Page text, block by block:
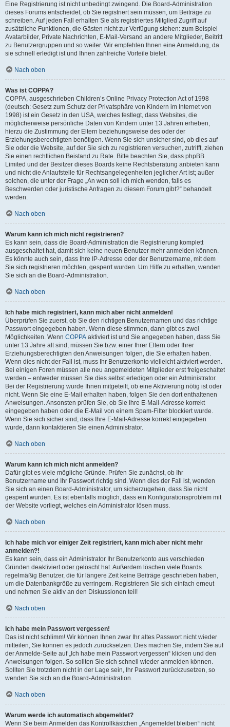
Eine Registrierung ist nicht unbedingt zwingend. Die Board-Administration
dieses Forums entscheidet, ob Sie registriert sein müssen, um Beiträge zu
schreiben. Auf jeden Fall erhalten Sie als registriertes Mitglied Zugriff auf
zusätzliche Funktionen, die Gästen nicht zur Verfügung stehen: zum Beispiel
Avatarbilder, Private Nachrichten, E-Mail-Versand an andere Mitglieder, Beitritt
zu Benutzergruppen und so weiter. Wir empfehlen Ihnen eine Anmeldung, da
sie schnell erledigt ist und Ihnen zahlreiche Vorteile bietet.
Nach oben
Was ist COPPA?
COPPA, ausgeschrieben Children’s Online Privacy Protection Act of 1998
(deutsch: Gesetz zum Schutz der Privatsphäre von Kindern im Internet von
1998) ist ein Gesetz in den USA, welches festlegt, dass Websites, die
möglicherweise persönliche Daten von Kindern unter 13 Jahren erheben,
hierzu die Zustimmung der Eltern beziehungsweise des oder der
Erziehungsberechtigten benötigen. Wenn Sie sich unsicher sind, ob dies auf
Sie oder die Website, auf der Sie sich zu registrieren versuchen, zutrifft, ziehen
Sie einen rechtlichen Beistand zu Rate. Bitte beachten Sie, dass phpBB
Limited und der Besitzer dieses Boards keine Rechtsberatung anbieten kann
und nicht die Anlaufstelle für Rechtsangelegenheiten jeglicher Art ist; außer
solchen, die unter der Frage „An wen soll ich mich wenden, falls es
Beschwerden oder juristische Anfragen zu diesem Forum gibt?“ behandelt
werden.
Nach oben
Warum kann ich mich nicht registrieren?
Es kann sein, dass die Board-Administration die Registrierung komplett
ausgeschaltet hat, damit sich keine neuen Benutzer mehr anmelden können.
Es könnte auch sein, dass Ihre IP-Adresse oder der Benutzername, mit dem
Sie sich registrieren möchten, gesperrt wurden. Um Hilfe zu erhalten, wenden
Sie sich an die Board-Administration.
Nach oben
Ich habe mich registriert, kann mich aber nicht anmelden!
Überprüfen Sie zuerst, ob Sie den richtigen Benutzernamen und das richtige
Passwort eingegeben haben. Wenn diese stimmen, dann gibt es zwei
Möglichkeiten. Wenn COPPA aktiviert ist und Sie angegeben haben, dass Sie
unter 13 Jahre alt sind, müssen Sie bzw. einer Ihrer Eltern oder Ihrer
Erziehungsberechtigten den Anweisungen folgen, die Sie erhalten haben.
Wenn dies nicht der Fall ist, muss Ihr Benutzerkonto vielleicht aktiviert werden.
Bei einigen Foren müssen alle neu angemeldeten Mitglieder erst freigeschaltet
werden – entweder müssen Sie dies selbst erledigen oder ein Administrator.
Bei der Registrierung wurde Ihnen mitgeteilt, ob eine Aktivierung nötig ist oder
nicht. Wenn Sie eine E-Mail erhalten haben, folgen Sie den dort enthaltenen
Anweisungen. Ansonsten prüfen Sie, ob Sie Ihre E-Mail-Adresse korrekt
eingegeben haben oder die E-Mail von einem Spam-Filter blockiert wurde.
Wenn Sie sich sicher sind, dass Ihre E-Mail-Adresse korrekt eingegeben
wurde, dann kontaktieren Sie einen Administrator.
Nach oben
Warum kann ich mich nicht anmelden?
Dafür gibt es viele mögliche Gründe. Prüfen Sie zunächst, ob Ihr
Benutzername und Ihr Passwort richtig sind. Wenn dies der Fall ist, wenden
Sie sich an einen Board-Administrator, um sicherzugehen, dass Sie nicht
gesperrt wurden. Es ist ebenfalls möglich, dass ein Konfigurationsproblem mit
der Website vorliegt, welches ein Administrator lösen muss.
Nach oben
Ich habe mich vor einiger Zeit registriert, kann mich aber nicht mehr
anmelden?!
Es kann sein, dass ein Administrator Ihr Benutzerkonto aus verschieden
Gründen deaktiviert oder gelöscht hat. Außerdem löschen viele Boards
regelmäßig Benutzer, die für längere Zeit keine Beiträge geschrieben haben,
um die Datenbankgröße zu verringern. Registrieren Sie sich einfach erneut
und nehmen Sie aktiv an den Diskussionen teil!
Nach oben
Ich habe mein Passwort vergessen!
Das ist nicht schlimm! Wir können Ihnen zwar Ihr altes Passwort nicht wieder
mitteilen, Sie können es jedoch zurücksetzen. Dies machen Sie, indem Sie auf
der Anmelde-Seite auf „Ich habe mein Passwort vergessen“ klicken und den
Anweisungen folgen. So sollten Sie sich schnell wieder anmelden können.
Sollten Sie trotzdem nicht in der Lage sein, Ihr Passwort zurückzusetzen, so
wenden Sie sich an die Board-Administration.
Nach oben
Warum werde ich automatisch abgemeldet?
Wenn Sie beim Anmelden das Kontrollkästchen „Angemeldet bleiben“ nicht